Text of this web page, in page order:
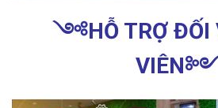
༺HỖ TRỢ ĐỐI
VIÊN